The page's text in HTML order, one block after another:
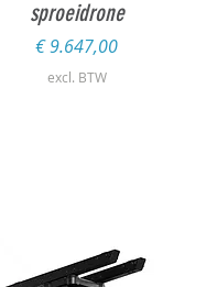
sproeidrone
Prijs
€ 9.647,00
excl. BTW